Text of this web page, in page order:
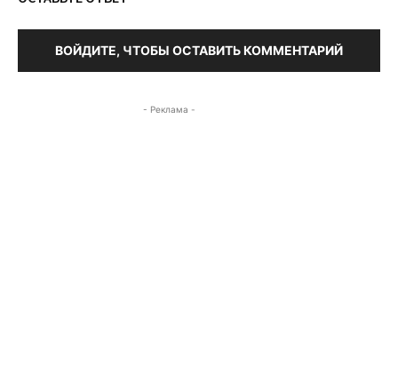
ВОЙДИТЕ, ЧТОБЫ ОСТАВИТЬ КОММЕНТАРИЙ
- Реклама -